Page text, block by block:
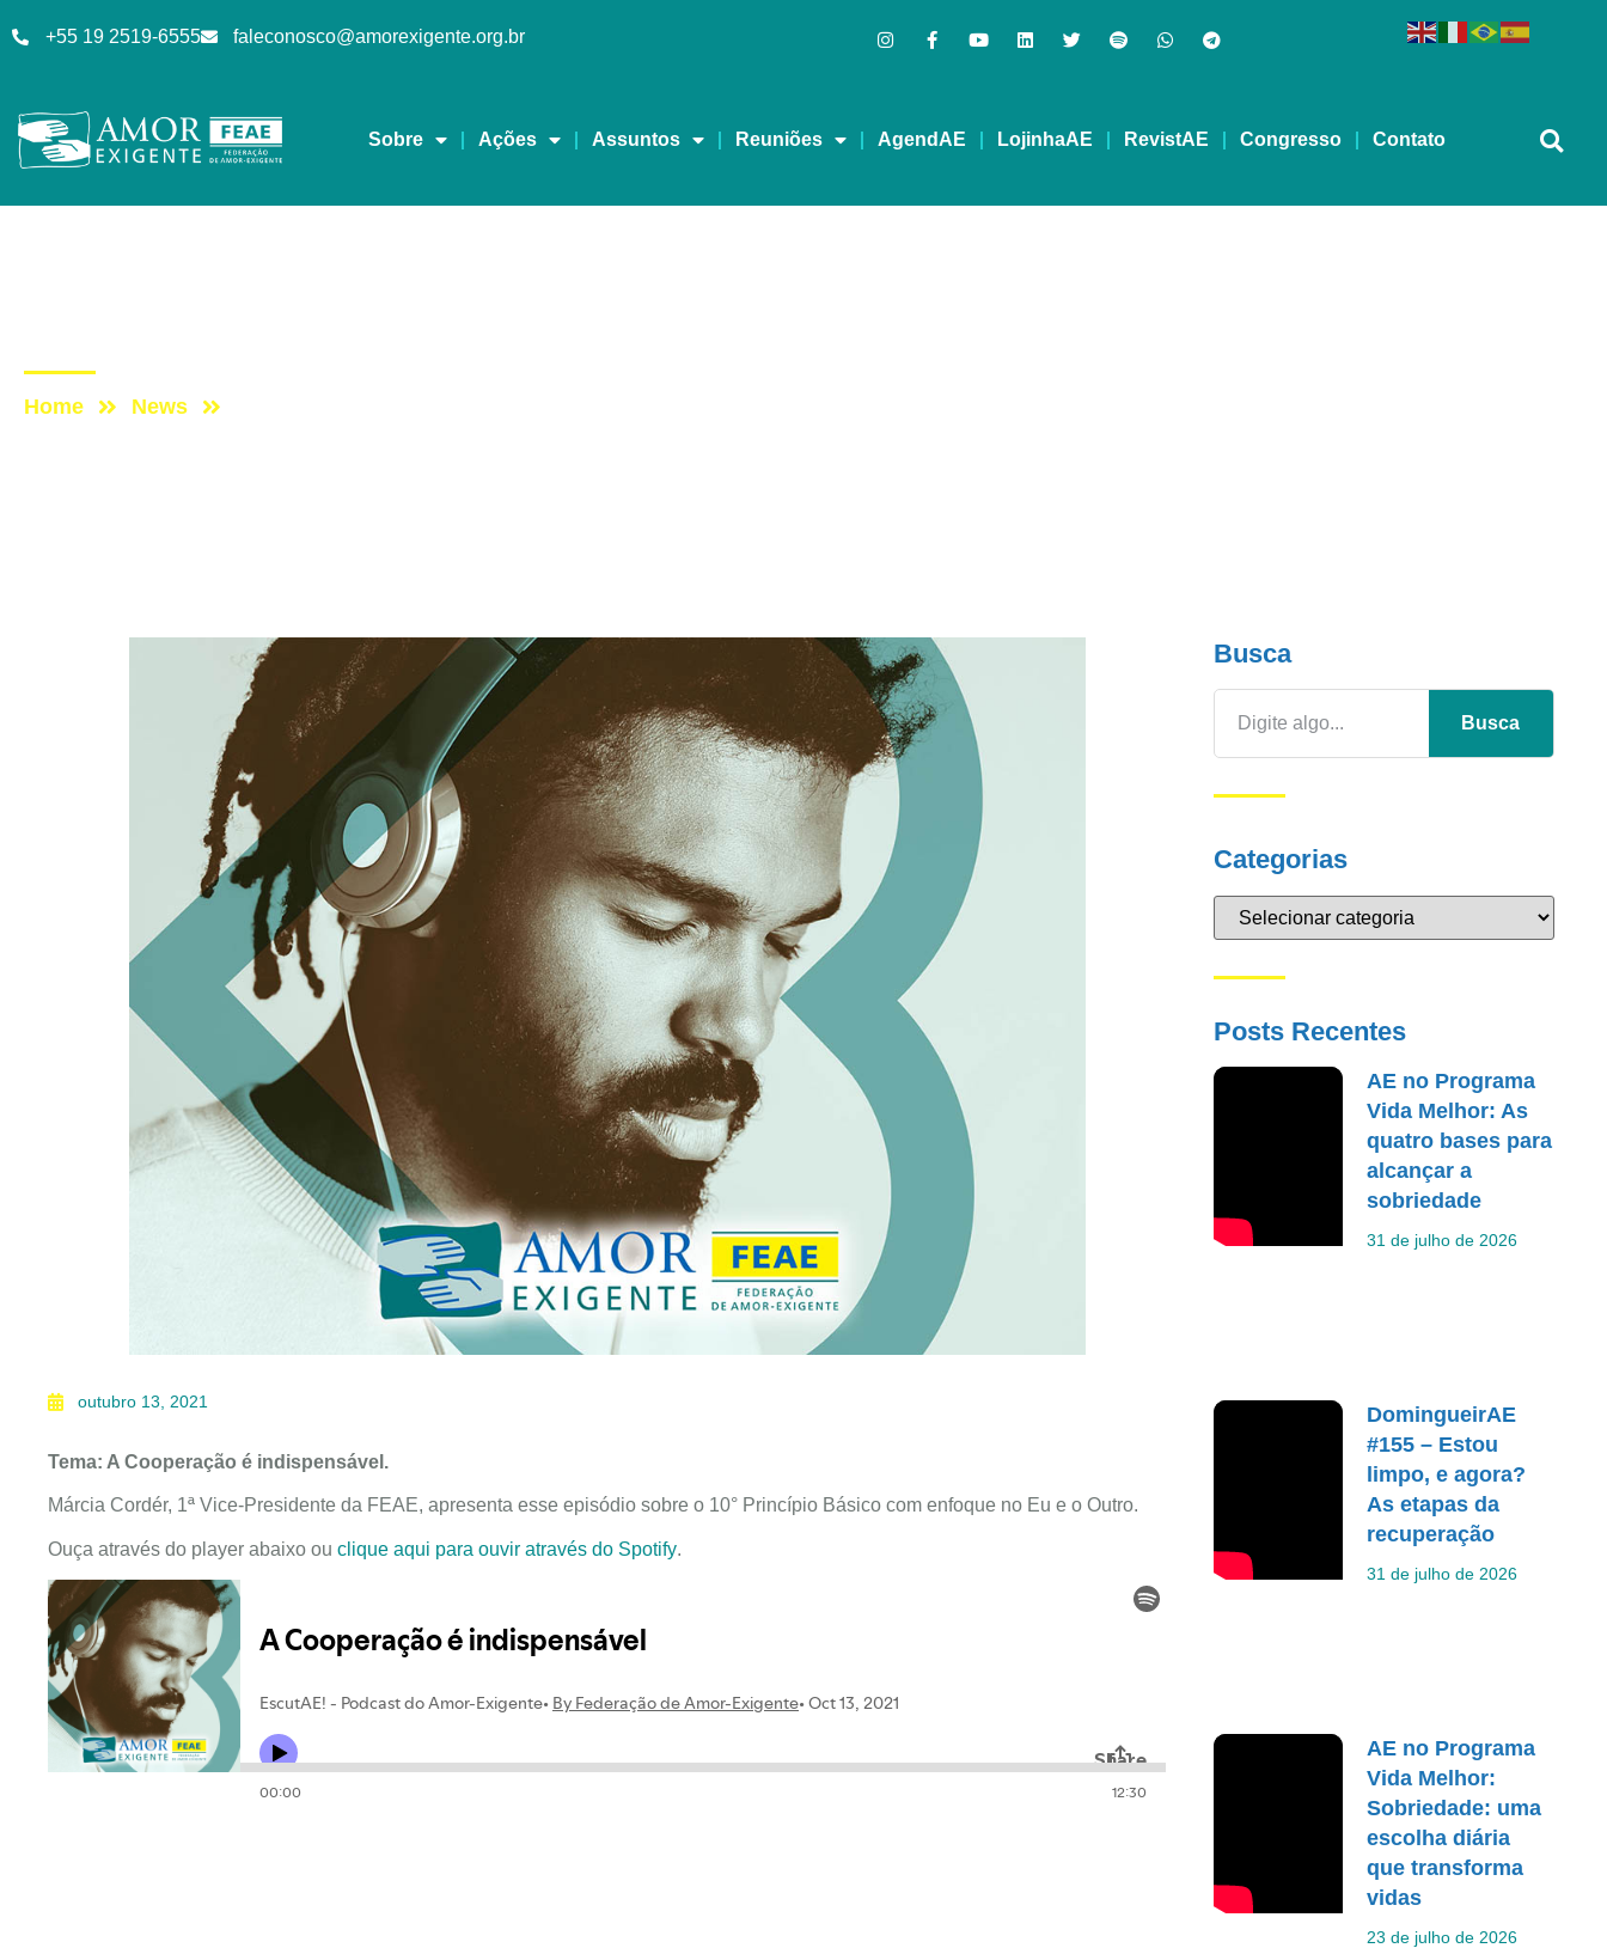
+55 19 2519-6555 faleconosco@amorexigente.org.br
Sobre Ações Assuntos Reuniões AgendAE LojinhaAE RevistAE Congresso Contato
Home News
outubro 13, 2021
Tema: A Cooperação é indispensável.
Márcia Cordér, 1ª Vice-Presidente da FEAE, apresenta esse episódio sobre o 10° Princípio Básico com enfoque no Eu e o Outro.
Ouça através do player abaixo ou clique aqui para ouvir através do Spotify.
Busca
Busca
Categorias
Posts Recentes
AE no Programa
Vida Melhor: As
quatro bases para
alcançar a
sobriedade
31 de julho de 2026
DomingueirAE
#155 – Estou
limpo, e agora?
As etapas da
recuperação
31 de julho de 2026
AE no Programa
Vida Melhor:
Sobriedade: uma
escolha diária
que transforma
vidas
23 de julho de 2026